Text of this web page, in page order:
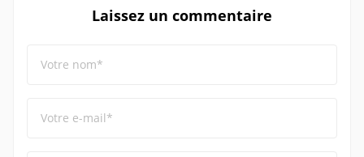
Laissez un commentaire
Votre nom*
Votre e-mail*